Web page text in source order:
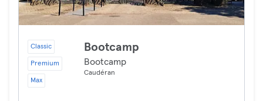
Classic
Premium
Max
Bootcamp
Bootcamp
Caudéran